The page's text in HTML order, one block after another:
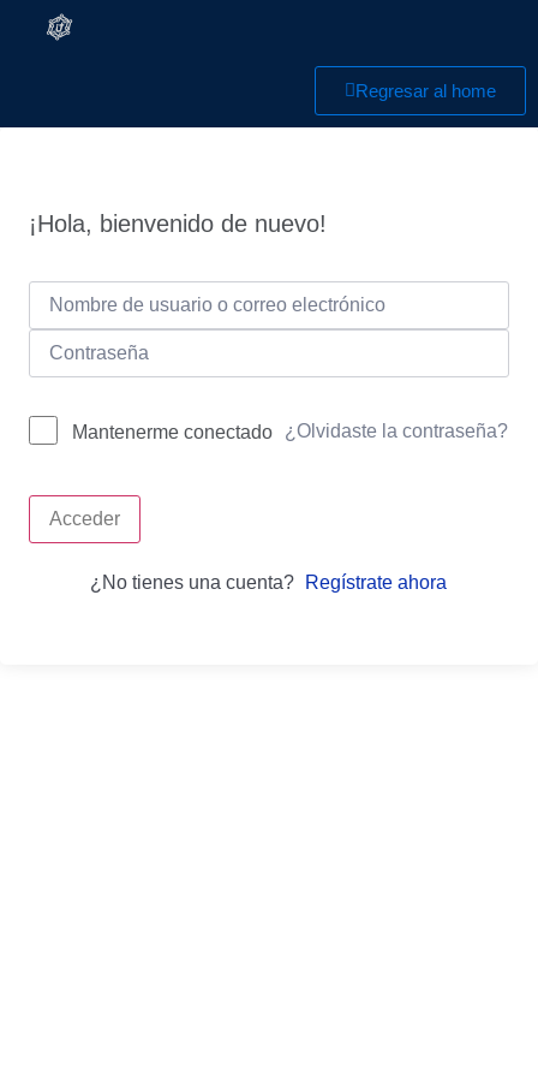
Regresar al home
¡Hola, bienvenido de nuevo!
Mantenerme conectado ¿Olvidaste la contraseña?
Acceder
¿No tienes una cuenta? Regístrate ahora